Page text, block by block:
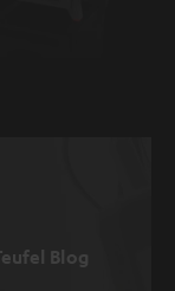
Blog